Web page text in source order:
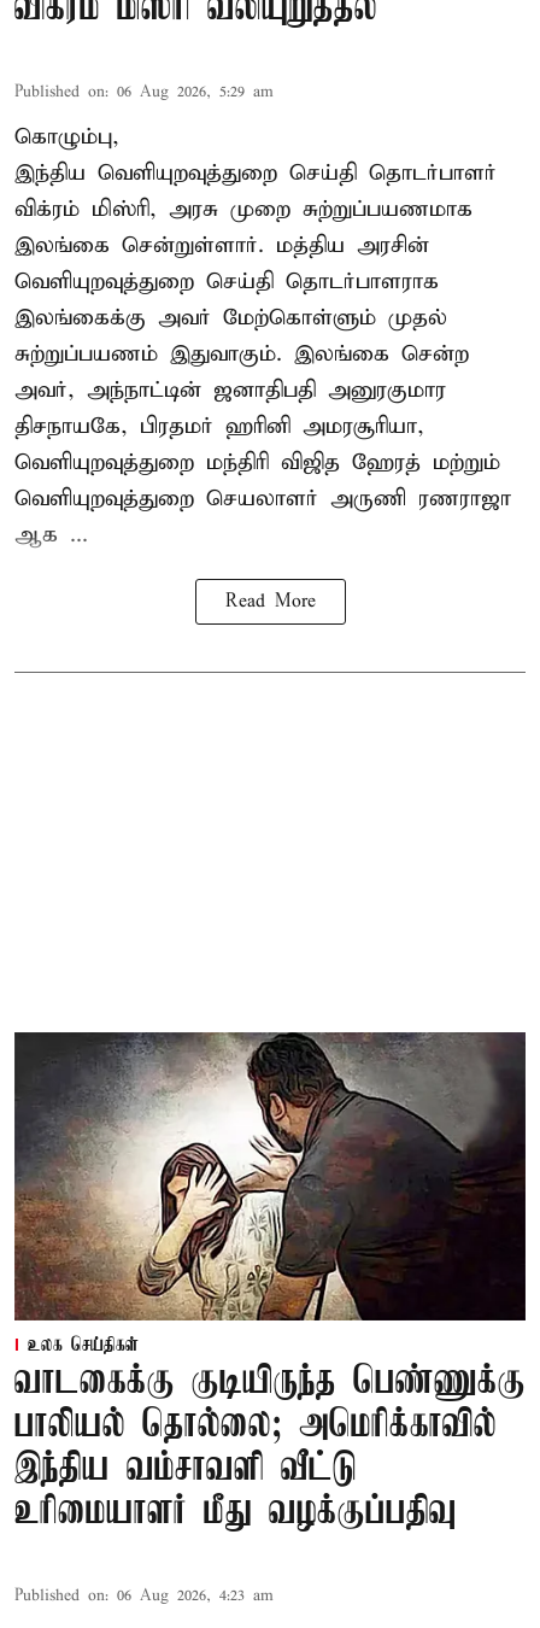
விக்ரம் மிஸ்ரி வலியுறுத்தல்
Published on: 06 Aug 2026, 5:29 am
கொழும்பு,
இந்திய வெளியுறவுத்துறை செய்தி தொடர்பாளர்
விக்ரம் மிஸ்ரி, அரசு முறை சுற்றுப்பயணமாக
இலங்கை சென்றுள்ளார். மத்திய அரசின்
வெளியுறவுத்துறை செய்தி தொடர்பாளராக
இலங்கைக்கு அவர் மேற்கொள்ளும் முதல்
சுற்றுப்பயணம் இதுவாகும். இலங்கை சென்ற
அவர், அந்நாட்டின் ஜனாதிபதி அனுரகுமார
திசநாயகே, பிரதமர் ஹரினி அமரசூரியா,
வெளியுறவுத்துறை மந்திரி விஜித ஹேரத் மற்றும்
வெளியுறவுத்துறை செயலாளர் அருணி ரணராஜா
ஆக ...
Read More
உலக செய்திகள்
வாடகைக்கு குடியிருந்த பெண்ணுக்கு
பாலியல் தொல்லை; அமெரிக்காவில்
இந்திய வம்சாவளி வீட்டு
உரிமையாளர் மீது வழக்குப்பதிவு
Published on: 06 Aug 2026, 4:23 am